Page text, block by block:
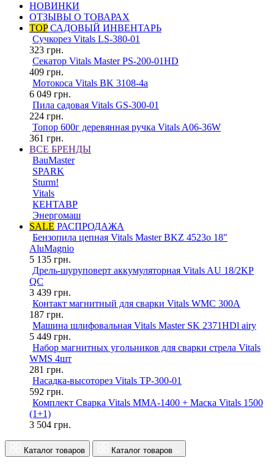
НОВИНКИ
ОТЗЫВЫ О ТОВАРАХ
TOPСАДОВЫЙ ИНВЕНТАРЬ
Сучкорез Vitals LS-380-01
323 грн.
Секатор Vitals Master PS-200-01HD
409 грн.
Мотокоса Vitals BK 3108-4a
6 049 грн.
Пила садовая Vitals GS-300-01
224 грн.
Топор 600г деревянная ручка Vitals A06-36W
361 грн.
ВСЕ БРЕНДЫ
BauMaster
SPARK
Sturm!
Vitals
КЕНТАВР
Энергомаш
SALE РАСПРОДАЖА
Бензопила цепная Vitals Master BKZ 4523o 18"
AluMagnio
5 135 грн.
Дрель-шуруповерт аккумуляторная Vitals AU 18/2KP
QC
3 439 грн.
Контакт магнитный для сварки Vitals WMC 300A
187 грн.
Машина шлифовальная Vitals Master SK 2371HDl airy
5 449 грн.
Набор магнитных угольников для сварки стрела Vitals
WMS 4шт
281 грн.
Насадка-высоторез Vitals TP-300-01
592 грн.
Комплект Сварка Vitals MMA-1400 + Маска Vitals 1500
(1+1)
3 504 грн.
Каталог товаров Каталог товаров